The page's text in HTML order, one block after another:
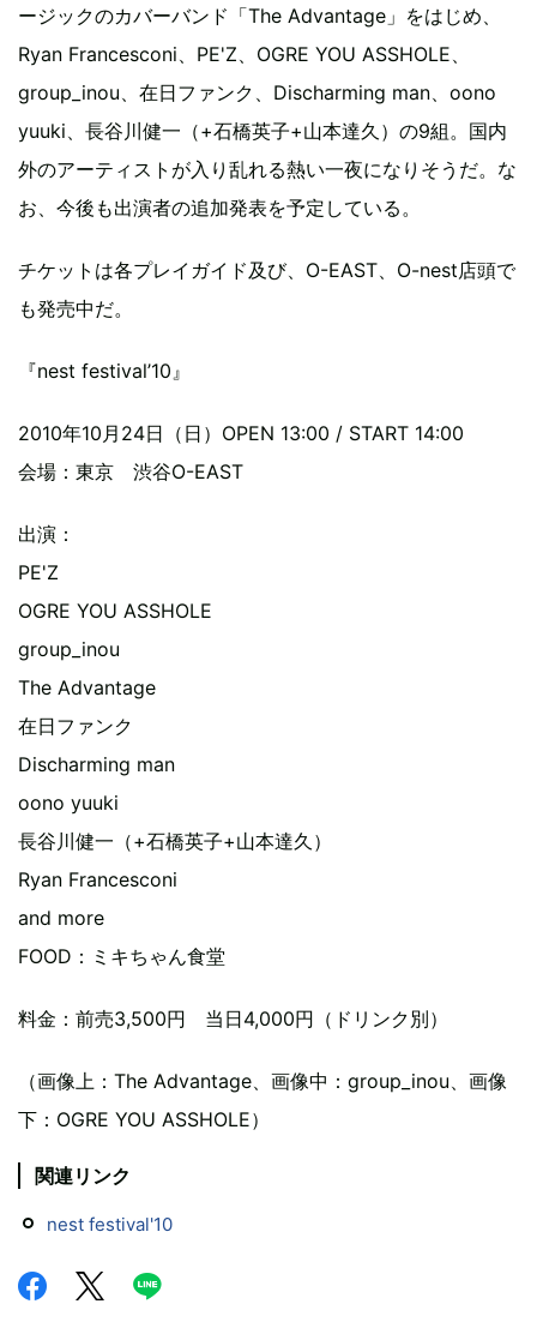
ージックのカバーバンド「The Advantage」をはじめ、
Ryan Francesconi、PE'Z、OGRE YOU ASSHOLE、
group_inou、在日ファンク、Discharming man、oono
yuuki、長谷川健一（+石橋英子+山本達久）の9組。国内
外のアーティストが入り乱れる熱い一夜になりそうだ。な
お、今後も出演者の追加発表を予定している。
チケットは各プレイガイド及び、O-EAST、O-nest店頭で
も発売中だ。
『nest festival’10』
2010年10月24日（日）OPEN 13:00 / START 14:00
会場：東京 渋谷O-EAST
出演：
PE'Z
OGRE YOU ASSHOLE
group_inou
The Advantage
在日ファンク
Discharming man
oono yuuki
長谷川健一（+石橋英子+山本達久）
Ryan Francesconi
and more
FOOD：ミキちゃん食堂
料金：前売3,500円 当日4,000円（ドリンク別）
（画像上：The Advantage、画像中：group_inou、画像
下：OGRE YOU ASSHOLE）
関連リンク
nest festival'10